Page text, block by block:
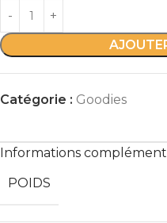
Catégorie : Goodies
Informations
POIDS